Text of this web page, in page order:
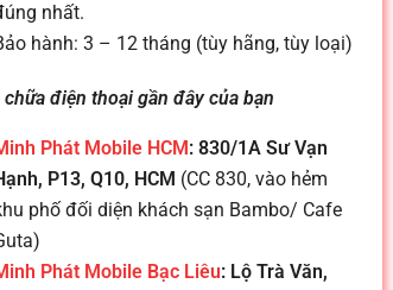
nhất.
hành: 3 – 12 tháng (tùy hãng, tùy loại)
chữa điện thoại gần đây của bạn
Phát Mobile HCM: 830/1A Sư Vạn
P13, Q10, HCM (CC 830, vào hẻm
phố đối diện khách sạn Bambo/ Cafe
Phát Mobile Bạc Liêu: Lộ Trà Văn,